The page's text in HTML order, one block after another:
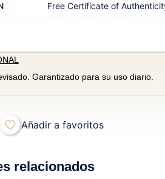
Free Certificate of
Garantizado para su uso diario.
Añadir a favoritos
relacionados